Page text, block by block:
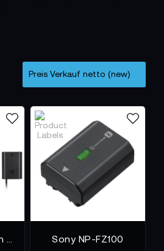
Sony NP-FZ100